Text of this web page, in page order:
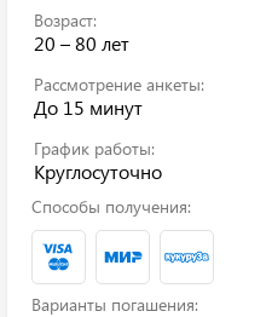
Возраст:
20 – 80 лет
Рассмотрение анкеты:
До 15 минут
График работы:
Круглосуточно
Способы получения:
Варианты погашения: